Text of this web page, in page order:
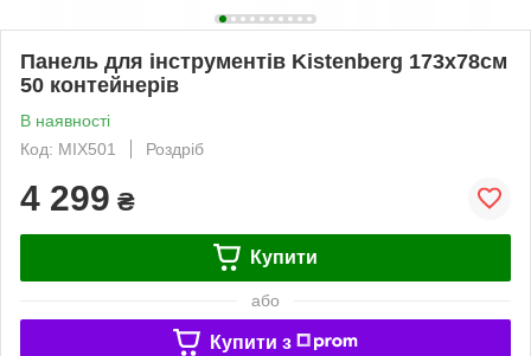
Панель для інструментів Kistenberg 173х78см
50 контейнерів
В наявності
Код: MIX501
Роздріб
4 299 ₴
Купити
або
Купити з